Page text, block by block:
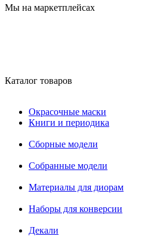
Мы на маркетплейсах
Каталог товаров
Окрасочные маски
Книги и периодика
Сборные модели
Собранные модели
Материалы для диорам
Наборы для конверсии
Декали